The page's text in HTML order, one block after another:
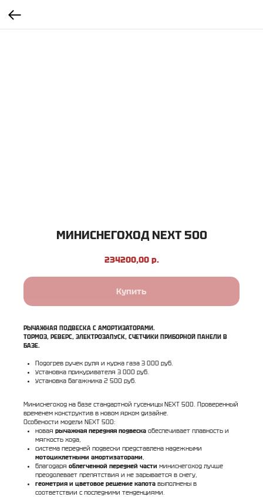
МИНИСНЕГОХОД NEXT 500
234200,00 р.
Купить
РЫЧАЖНАЯ ПОДВЕСКА С АМОРТИЗАТОРАМИ.
ТОРМОЗ, РЕВЕРС, ЭЛЕКТРОЗАПУСК, СЧЕТЧИКИ ПРИБОРНОЙ ПАНЕЛИ В
БАЗЕ.
Подогрев ручек руля и курка газа 3 000 руб.
Установка прикуривателя 3 000 руб.
Установка багажника 2 500 руб.
Миниснегоход на базе стандартной гусеницы NEXT 500. Проверенный
временем конструктив в новом ярком дизайне.
Особености модели NEXT 500:
новая рычажная передняя подвеска обеспечивает плавность и
мягкость хода,
система передней подвески представлена надежными
мотоциклетными амортизаторами,
благодаря облегченной передней части миниснегоход лучше
преодолевает препятствия и не зарывается в снегу,
геометрия и цветовое решение капота выполнены в
соответствии с последними тенденциями.